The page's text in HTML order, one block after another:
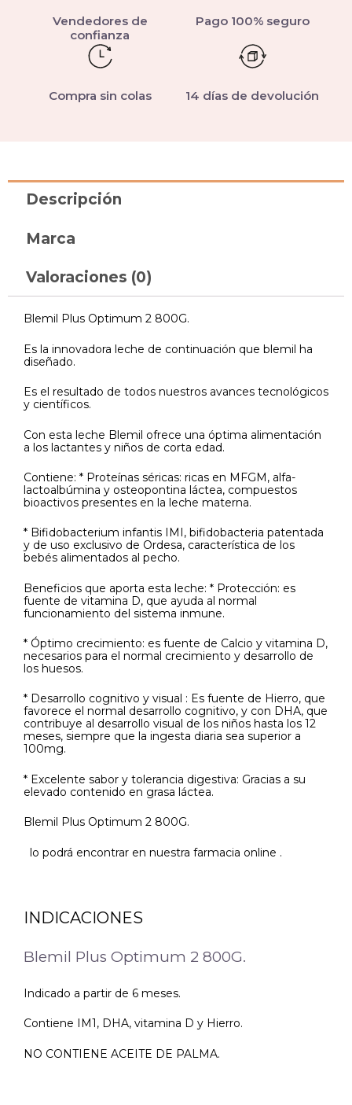
Vendedores de
confianza
Pago 100% seguro
Compra sin colas 14 días de devolución
Descripción
Marca
Valoraciones (0)
Blemil Plus Optimum 2 800G.
Es la innovadora leche de continuación que blemil ha
diseñado.
Es el resultado de todos nuestros avances tecnológicos
y científicos.
Con esta leche Blemil ofrece una óptima alimentación
a los lactantes y niños de corta edad.
Contiene: * Proteínas séricas: ricas en MFGM, alfa-
lactoalbúmina y osteopontina láctea, compuestos
bioactivos presentes en la leche materna.
* Bifidobacterium infantis IMI, bifidobacteria patentada
y de uso exclusivo de Ordesa, característica de los
bebés alimentados al pecho.
Beneficios que aporta esta leche: * Protección: es
fuente de vitamina D, que ayuda al normal
funcionamiento del sistema inmune.
* Óptimo crecimiento: es fuente de Calcio y vitamina D,
necesarios para el normal crecimiento y desarrollo de
los huesos.
* Desarrollo cognitivo y visual : Es fuente de Hierro, que
favorece el normal desarrollo cognitivo, y con DHA, que
contribuye al desarrollo visual de los niños hasta los 12
meses, siempre que la ingesta diaria sea superior a
100mg.
* Excelente sabor y tolerancia digestiva: Gracias a su
elevado contenido en grasa láctea.
Blemil Plus Optimum 2 800G.
lo podrá encontrar en nuestra farmacia online .
INDICACIONES
Blemil Plus Optimum 2 800G.
Indicado a partir de 6 meses.
Contiene IM1, DHA, vitamina D y Hierro.
NO CONTIENE ACEITE DE PALMA.